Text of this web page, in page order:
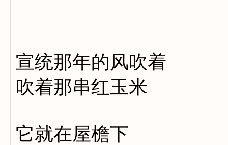
宣统那年的风吹着
吹着那串红玉米
它就在屋檐下